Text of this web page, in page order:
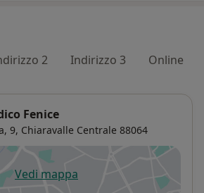
2 Indirizzo 3 Online
Fenice
9, Chiaravalle Centrale 88064
Vedi mappasi apre in una nuova scheda